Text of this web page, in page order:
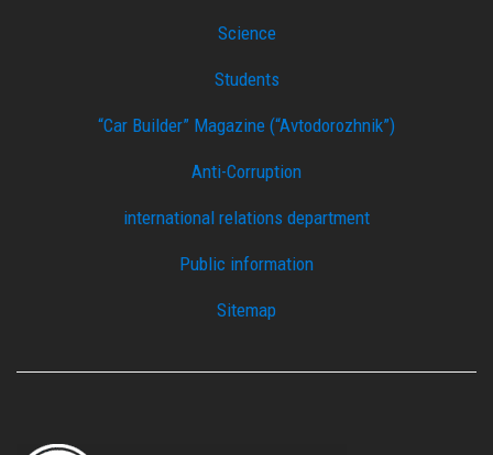
Science
Students
“Car Builder” Magazine (“Avtodorozhnik”)
Anti-Corruption
international relations department
Public information
Sitemap